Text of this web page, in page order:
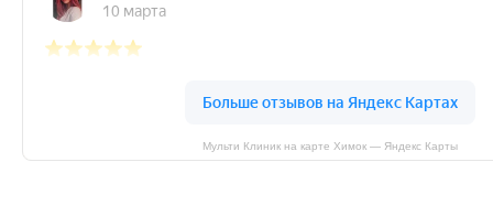
Мульти Клиник на карте Химок — Яндекс Карты